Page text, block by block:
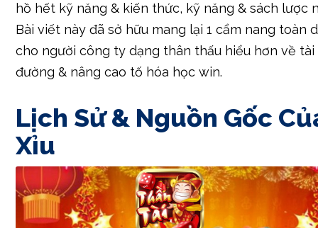
hồ hết kỹ năng & kiến thức, kỹ năng & sách lược
Bài viết này đã sở hữu mang lại 1 cẩm nang toàn
cho người công ty dạng thân thấu hiểu hơn về
đường & nâng cao tố hóa học win.
Lịch Sử & Nguồn Gốc
Xỉu